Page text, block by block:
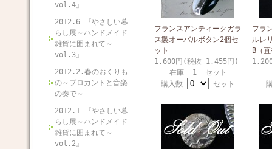
vol.4』
2012.6 『やさしい暮
らし展～ハンドメイド
雑貨に囲まれて～
vol.3』
2012.2.春のおくりも
の～ブロカントと音楽
の奏で～
2012.1 『やさしい暮
らし展～ハンドメイド
雑貨に囲まれて～
vol.2』
フランスアンティークガラ
ス製オーバルボタン2個セ
ット
1,600円(税抜 1,455円)
在庫 1 セット
購入数
セット
フラ
ルレ
B（